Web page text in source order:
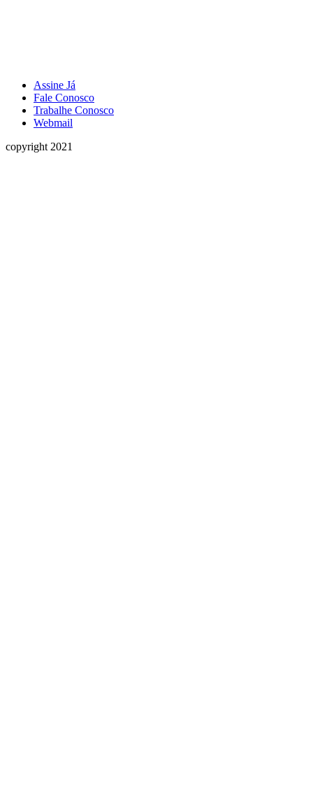
Assine Já
Fale Conosco
Trabalhe Conosco
Webmail
copyright 2021